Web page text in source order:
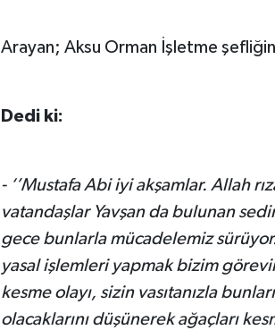
Arayan; Aksu Orman İşletme
Dedi ki:
- ‘’Mustafa Abi iyi akşamlar. Allah
vatandaşlar Yavşan da bulunan
gece bunlarla mücadelemiz
yasal işlemleri yapmak bizim
kesme olayı, sizin vasıtanızla
olacaklarını düşünerek ağaçları